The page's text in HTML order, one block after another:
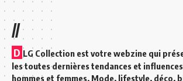
//
D LG Collection est votre webzine qui
les toutes dernières tendances et
hommes et femmes. Mode, lifestyle, déco,